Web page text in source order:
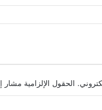
الحقول الإلزامية مشار